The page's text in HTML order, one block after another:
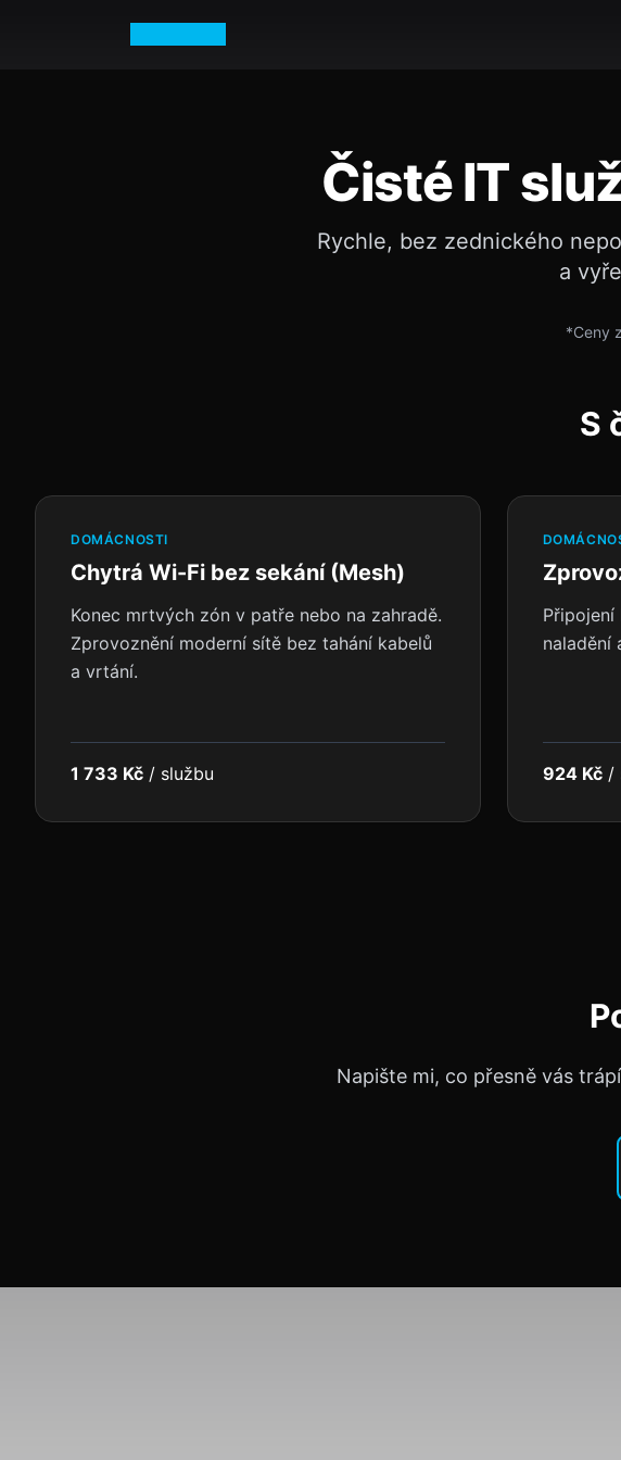
Čisté IT
Rychle, bez zednického
a
*Ceny
S
DOMÁCNOSTI
Chytrá Wi-Fi bez sekání (Mesh)
Konec mrtvých zón v patře nebo na zahradě.
Zprovoznění moderní sítě bez tahání kabelů
a vrtání.
1 733 Kč / službu
naladění
924 Kč/
Napište mi, co přesně vás